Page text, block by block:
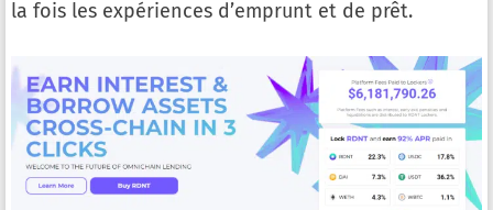
la fois les expériences d’emprunt et de prêt.